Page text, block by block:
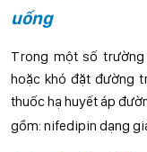
uống
Trong một số
hoặc khó đặt đường
thuốc hạ huyết áp
gồm: nifedipin dạng